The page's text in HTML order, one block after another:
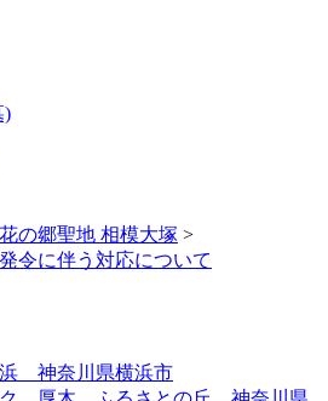
)
の郷聖地 相模大塚 >
令に伴う対応について